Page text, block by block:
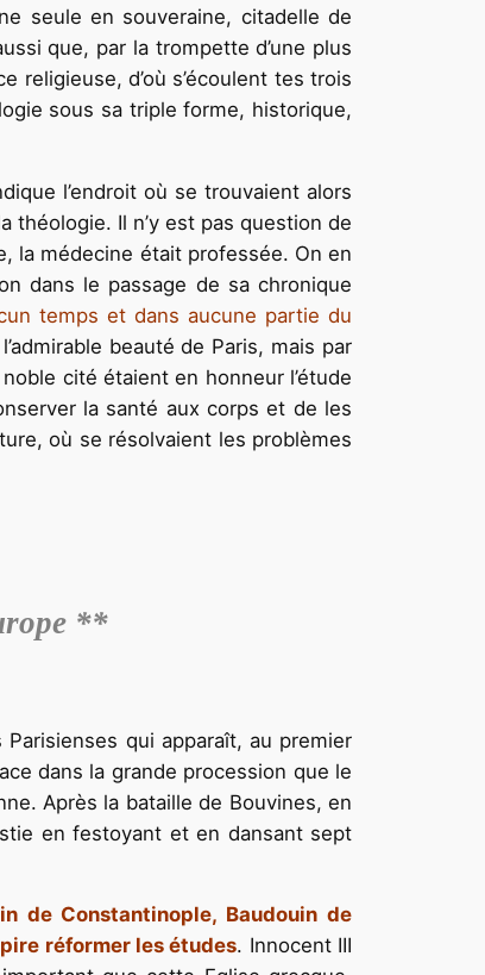
seule en souveraine, citadelle de
que, par la trompette d’une plus
religieuse, d’où s’écoulent tes trois
sous sa triple forme, historique,
l’endroit où se trouvaient alors
théologie. Il n’y est pas question de
la médecine était professée. On en
dans le passage de sa chronique
temps et dans aucune partie du
beauté de Paris, mais par
cité étaient en honneur l’étude
la santé aux corps et de les
où se résolvaient les problèmes
**
qui apparaît, au premier
dans la grande procession que le
Après la bataille de Bouvines, en
en festoyant et en dansant sept
de Constantinople, Baudouin de
réformer les études. Innocent III